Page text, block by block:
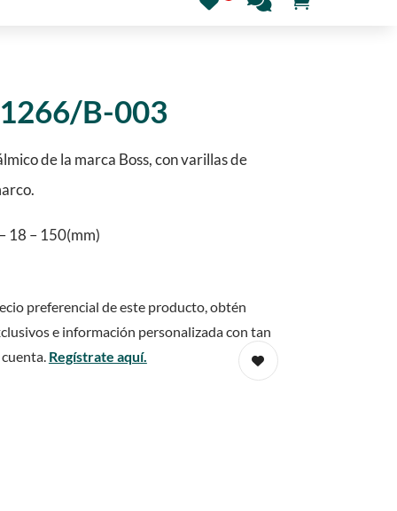
1266/B-003
de la marca Boss, con varillas de
18 – 150(mm)
preferencial de este producto, obtén
e información personalizada con tan
Regístrate aquí.